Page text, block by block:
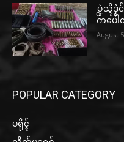
ပ္ဍဲသ္
ကပေ
August
POPULAR CATEGORY
ပရိုၚ်